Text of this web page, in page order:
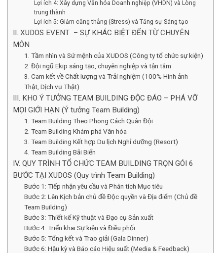
Lợi ích 4: Xây dựng Văn hóa Doanh nghiệp (VHDN) và Lòng
trung thành
Lợi ích 5: Giảm căng thẳng (Stress) và Tăng sự Sáng tạo
II. XUDOS EVENT – SỰ KHÁC BIỆT ĐẾN TỪ CHUYÊN
MÔN
1. Tầm nhìn và Sứ mệnh của XUDOS (Công ty tổ chức sự kiện)
2. Đội ngũ Ekip sáng tạo, chuyên nghiệp và tận tâm
3. Cam kết về Chất lượng và Trải nghiệm (100% Hình ảnh
Thật, Dịch vụ Thật)
III. KHO Ý TƯỞNG TEAM BUILDING ĐỘC ĐÁO – PHÁ VỠ
MỌI GIỚI HẠN (Ý tưởng Team Building)
1. Team Building Theo Phong Cách Quân Đội
2. Team Building Khám phá Văn hóa
3. Team Building Kết hợp Du lịch Nghỉ dưỡng (Resort)
4. Team Building Bãi Biển
IV. QUY TRÌNH TỔ CHỨC TEAM BUILDING TRỌN GÓI 6
BƯỚC TẠI XUDOS (Quy trình Team Building)
Bước 1: Tiếp nhận yêu cầu và Phân tích Mục tiêu
Bước 2: Lên Kịch bản chủ đề Độc quyền và Địa điểm (Chủ đề
Team Building)
Bước 3: Thiết kế Kỹ thuật và Đạo cụ Sản xuất
Bước 4: Triển khai Sự kiện và Điều phối
Bước 5: Tổng kết và Trao giải (Gala Dinner)
Bước 6: Hậu kỳ và Báo cáo Hiệu suất (Media & Feedback)